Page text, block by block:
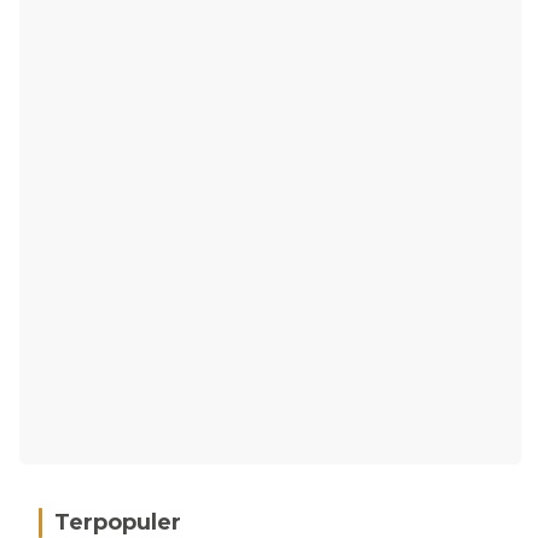
TerpopulerGakkum Kehutanan Limpahkan